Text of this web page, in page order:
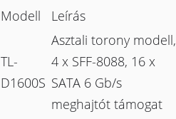
Modell Leírás
TL-
D1600S
Asztali torony modell,
4 x SFF-8088, 16 x
SATA 6 Gb/s
meghajtót támogat